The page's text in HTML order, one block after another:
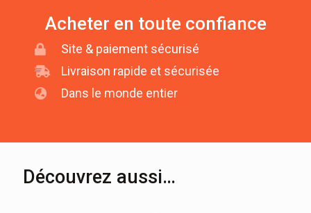
Acheter en toute confiance
Site & paiement sécurisé
Livraison rapide et sécurisée
Dans le monde entier
Découvrez aussi…